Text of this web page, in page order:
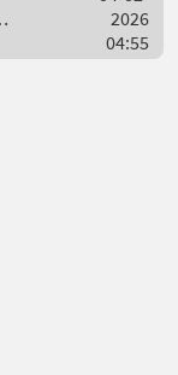
2026
04:55